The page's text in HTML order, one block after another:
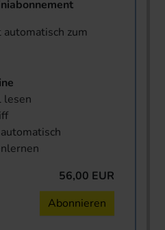
zum
lesen
56,00 EUR
Abonnieren